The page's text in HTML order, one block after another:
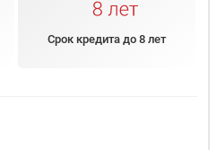
Срок кредита до 8 лет